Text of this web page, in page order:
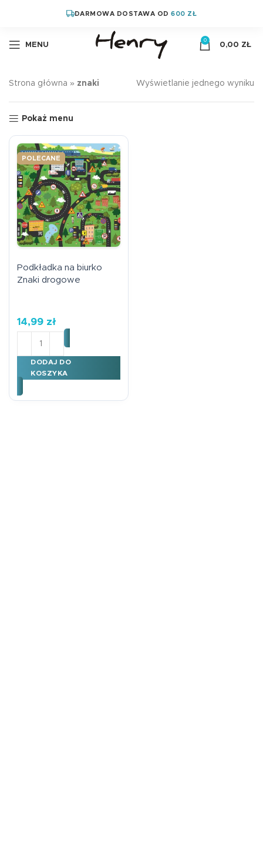
DARMOWA DOSTAWA OD600 ZŁ
MENU
0
0,00 ZŁ
Strona główna » znaki Wyświetlanie jednego wyniku
Pokaż menu
POLECANE
Podkładka na biurko
Znaki drogowe
14,99 zł
ilość Podkładka na biurko Znaki drogowe
DODAJ DO
KOSZYKA